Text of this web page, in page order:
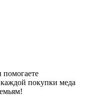
покупки меда